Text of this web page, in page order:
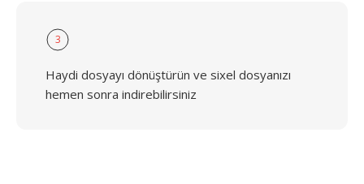
3
Haydi dosyayı dönüştürün ve sixel dosyanızı
hemen sonra indirebilirsiniz